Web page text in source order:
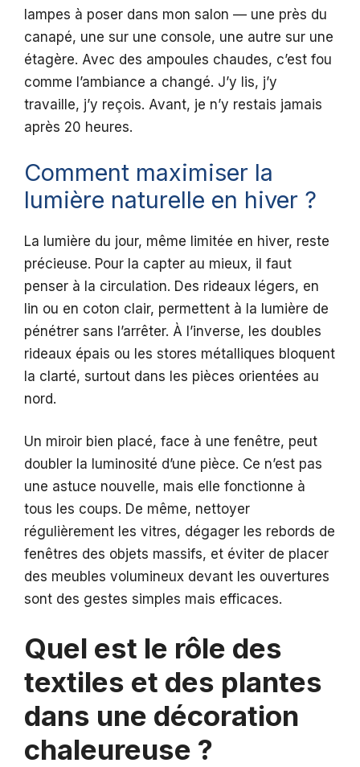
lampes à poser dans mon salon — une près du
canapé, une sur une console, une autre sur une
étagère. Avec des ampoules chaudes, c’est fou
comme l’ambiance a changé. J’y lis, j’y
travaille, j’y reçois. Avant, je n’y restais jamais
après 20 heures.
Comment maximiser la
lumière naturelle en hiver ?
La lumière du jour, même limitée en hiver, reste
précieuse. Pour la capter au mieux, il faut
penser à la circulation. Des rideaux légers, en
lin ou en coton clair, permettent à la lumière de
pénétrer sans l’arrêter. À l’inverse, les doubles
rideaux épais ou les stores métalliques bloquent
la clarté, surtout dans les pièces orientées au
nord.
Un miroir bien placé, face à une fenêtre, peut
doubler la luminosité d’une pièce. Ce n’est pas
une astuce nouvelle, mais elle fonctionne à
tous les coups. De même, nettoyer
régulièrement les vitres, dégager les rebords de
fenêtres des objets massifs, et éviter de placer
des meubles volumineux devant les ouvertures
sont des gestes simples mais efficaces.
Quel est le rôle des
textiles et des plantes
dans une décoration
chaleureuse ?